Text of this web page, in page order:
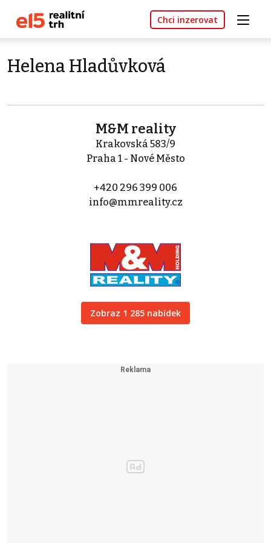
Chci inzerovat
Helena Hladůvková
M&M reality
Krakovská 583/9
Praha 1 - Nové Město
+420 296 399 006
info@mmreality.cz
Zobraz 1 285 nabídek